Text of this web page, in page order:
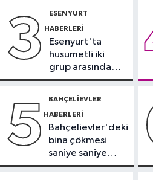
Görme
düştü
yıllık
3 ESENYURT
HABERLERI
Esenyurt'ta
husumetli iki
grup arasında
silahlı kavga
5 BAHÇELIEVLER
HABERLERI
Bahçelievler'deki
bina çökmesi
saniye saniye
görüntülendi